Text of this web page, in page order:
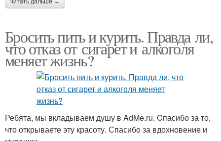
Бросить пить и курить. Правда ли,
что отказ от сигарет и алкоголя
меняет жизнь?
Ребята, мы вкладываем душу в AdMe.ru. Cпасибо за то,
что открываете эту красоту. Спасибо за вдохновение и